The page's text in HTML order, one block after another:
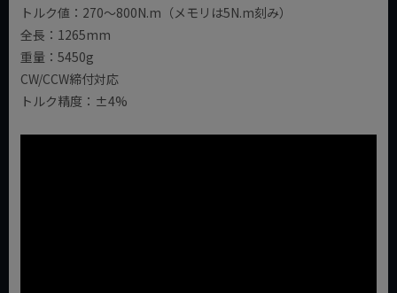
トルク値：270～800N.m（メモリは5N.m刻み）
全長：1265mm
重量：5450g
CW/CCW締付対応
トルク精度：±4%